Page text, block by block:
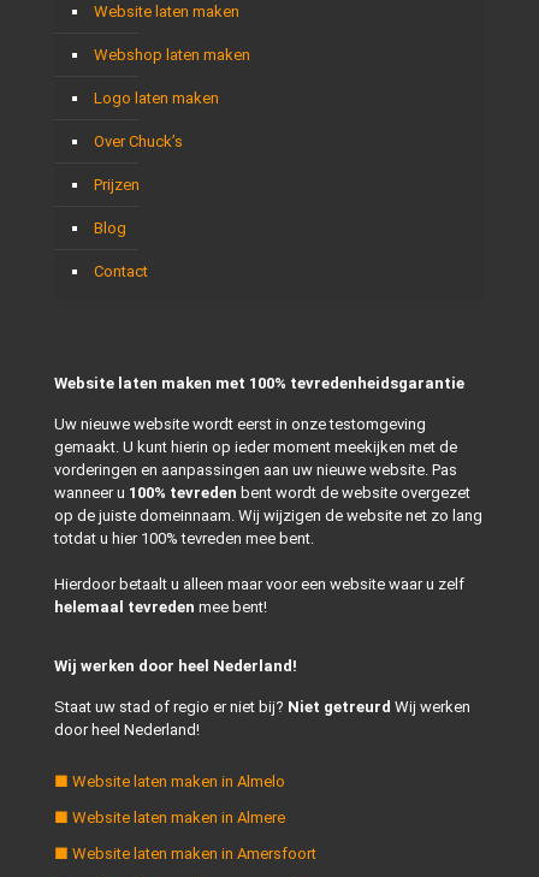
Website laten maken
Webshop laten maken
Logo laten maken
Over Chuck’s
Prijzen
Blog
Contact
Website laten maken met 100% tevredenheidsgarantie
Uw nieuwe website wordt eerst in onze testomgeving
gemaakt. U kunt hierin op ieder moment meekijken met de
vorderingen en aanpassingen aan uw nieuwe website. Pas
wanneer u 100% tevreden bent wordt de website overgezet
op de juiste domeinnaam. Wij wijzigen de website net zo lang
totdat u hier 100% tevreden mee bent.
Hierdoor betaalt u alleen maar voor een website waar u zelf
helemaal tevreden mee bent!
Wij werken door heel Nederland!
Staat uw stad of regio er niet bij? Niet getreurd Wij werken
door heel Nederland!
■ Website laten maken in Almelo
■ Website laten maken in Almere
■ Website laten maken in Amersfoort